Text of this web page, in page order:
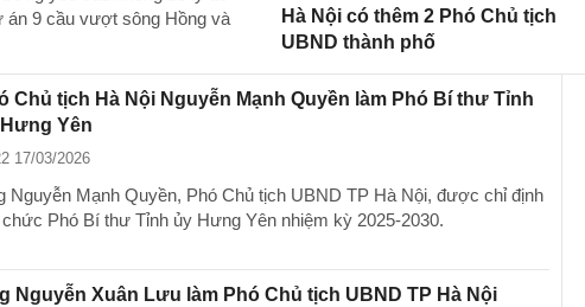
án 9 cầu vượt sông Hồng và
Hà Nội có thêm 2 Phó Chủ tịch
UBND thành phố
Chủ tịch Hà Nội Nguyễn Mạnh Quyền làm Phó Bí thư Tỉnh
Yên
17/03/2026
Nguyễn Mạnh Quyền, Phó Chủ tịch UBND TP Hà Nội, được chỉ định
Phó Bí thư Tỉnh ủy Hưng Yên nhiệm kỳ 2025-2030.
Nguyễn Xuân Lưu làm Phó Chủ tịch UBND TP Hà Nội